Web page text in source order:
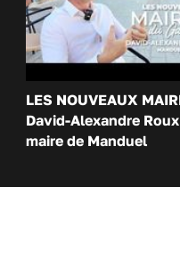
LES NOUVEAUX
David-Alexandre
maire de Manduel